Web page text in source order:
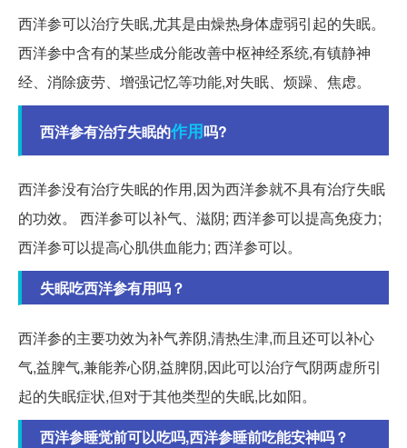
西洋参可以治疗失眠,尤其是由燥热身体虚弱引起的失眠。
西洋参中含有的某些成分能改善中枢神经系统,有镇静神
经、消除疲劳、增强记忆等功能,对失眠、烦躁、焦虑。
西洋参有治疗失眠的作用吗?
西洋参没有治疗失眠的作用,因为西洋参就不具有治疗失眠
的功效。 西洋参可以补气、滋阴; 西洋参可以提高免疫力;
西洋参可以提高心肌供血能力; 西洋参可以。
失眠吃西洋参有用吗？
西洋参的主要功效为补气养阴,清热生津,而且还可以补心
气,益脾气,兼能养心阴,益脾阴,因此可以治疗气阴两虚所引
起的失眠症状,但对于其他类型的失眠,比如阳。
西洋参睡觉前可以吃吗,西洋参睡前吃能安神吗？